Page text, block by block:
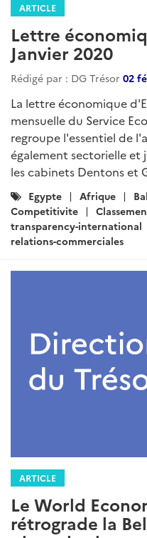
ARTICLE
Lettre
Janvier 2020
Rédigé par : DG Trésor 02
La lettre économique
mensuelle du Service
regroupe l'essentiel de
également sectorielle
les cabinets Dentons et
Catégories
:
Egypte Afrique
Competitivite
transparency-international
relations-commerciales
ARTICLE
Le World
rétrograde la